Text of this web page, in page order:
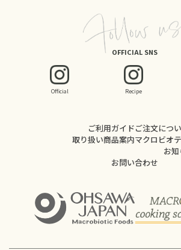
OFFICIAL SNS
Official Recipe
ご利用ガイドご注文につ
取り扱い商品案内マクロビオ
お
お問い合わせ